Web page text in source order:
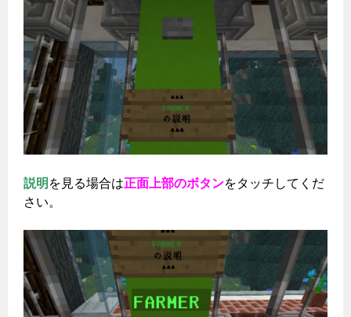
説明 を見る場合は正面上部のボタンをタッチしてくだ
さい。